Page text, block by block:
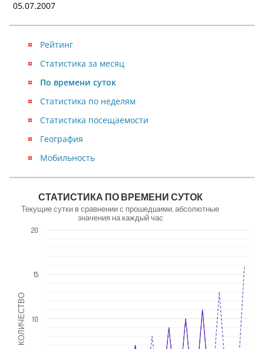
05.07.2007
Рейтинг
Статистика посещаемости
Статистика за месяц
География
По времени суток
Мобильность
Статистика по неделям
КОЛИЧЕСТВО
СТАТИСТИКА ПО ВРЕМЕНИ СУТОК
Текущие сутки в сравнении с прошедшими, абсолютные
значения на каждый час
10
15
20